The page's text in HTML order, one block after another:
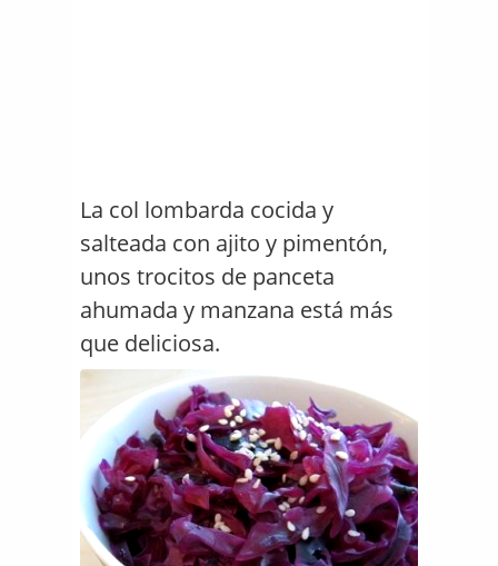
La col lombarda cocida y
salteada con ajito y pimentón,
unos trocitos de panceta
ahumada y manzana está más
que deliciosa.